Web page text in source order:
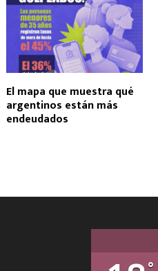
El mapa que muestra qué
argentinos están más
endeudados